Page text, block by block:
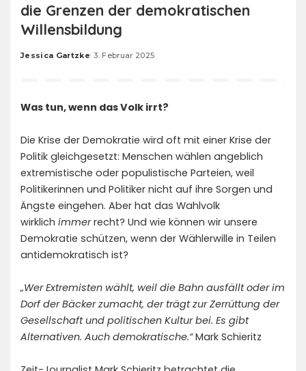
die Grenzen der demokratischen
Willensbildung
Posted
Jessica Gartzke 3. Februar 2025
Was tun, wenn das Volk irrt?
Die Krise der Demokratie wird oft mit einer Krise der
Politik gleichgesetzt: Menschen wählen angeblich
extremistische oder populistische Parteien, weil
Politikerinnen und Politiker nicht auf ihre Sorgen und
Ängste eingehen. Aber hat das Wahlvolk
wirklich immerrecht? Und wie können wir unsere
Demokratie schützen, wenn der Wählerwille in Teilen
antidemokratisch ist?
„Wer Extremisten wählt, weil die Bahn ausfällt oder im
Dorf der Bäcker zumacht, der trägt zur Zerrüttung der
Gesellschaft und politischen Kultur bei. Es gibt
Alternativen. Auch demokratische.“Mark Schieritz